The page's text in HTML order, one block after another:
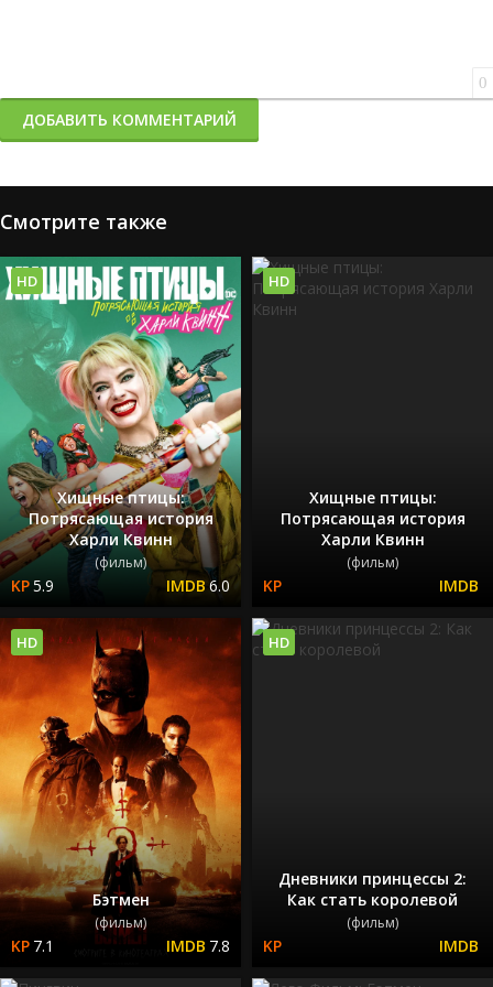
0
ДОБАВИТЬ КОММЕНТАРИЙ
Смотрите также
Хищные птицы:
Потрясающая история
Харли Квинн
(фильм)
5.9 6.0
HD
Хищные птицы:
Потрясающая история
Харли Квинн
(фильм)
HD
Бэтмен
(фильм)
7.1 7.8
HD
Дневники принцессы 2:
Как стать королевой
(фильм)
HD